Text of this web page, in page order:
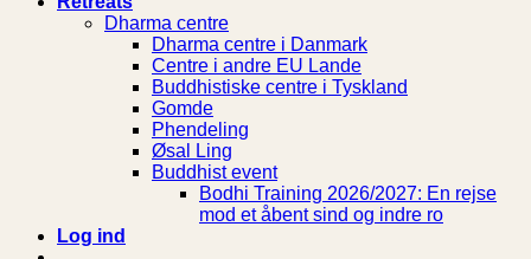
Dharma centre
Dharma centre i Danmark
Centre i andre EU Lande
Buddhistiske centre i Tyskland
Gomde
Phendeling
Øsal Ling
Buddhist event
Bodhi Training 2026/2027: En rejse
mod et åbent sind og indre ro
Log ind